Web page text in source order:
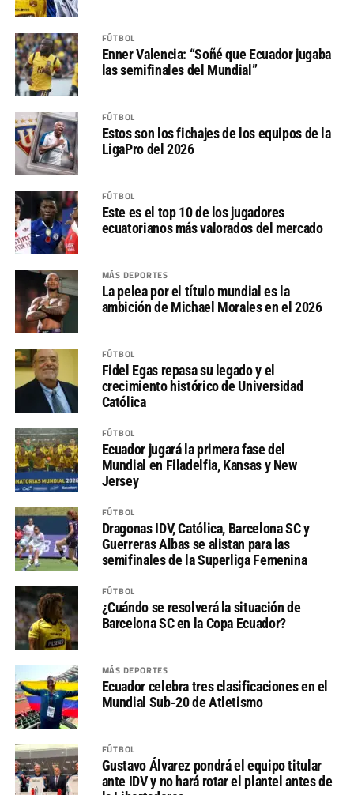
FÚTBOL
Enner Valencia: “Soñé que Ecuador jugaba
las semifinales del Mundial”
FÚTBOL
Estos son los fichajes de los equipos de la
LigaPro del 2026
FÚTBOL
Este es el top 10 de los jugadores
ecuatorianos más valorados del mercado
MÁS DEPORTES
La pelea por el título mundial es la
ambición de Michael Morales en el 2026
FÚTBOL
Fidel Egas repasa su legado y el
crecimiento histórico de Universidad
Católica
FÚTBOL
Ecuador jugará la primera fase del
Mundial en Filadelfia, Kansas y New
Jersey
FÚTBOL
Dragonas IDV, Católica, Barcelona SC y
Guerreras Albas se alistan para las
semifinales de la Superliga Femenina
FÚTBOL
¿Cuándo se resolverá la situación de
Barcelona SC en la Copa Ecuador?
MÁS DEPORTES
Ecuador celebra tres clasificaciones en el
Mundial Sub-20 de Atletismo
FÚTBOL
Gustavo Álvarez pondrá el equipo titular
ante IDV y no hará rotar el plantel antes de